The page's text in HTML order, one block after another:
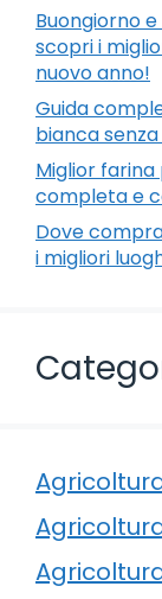
Buongiorno
scopri i
nuovo anno!
Guida
bianca
Miglior
completa e
Dove
i migliori